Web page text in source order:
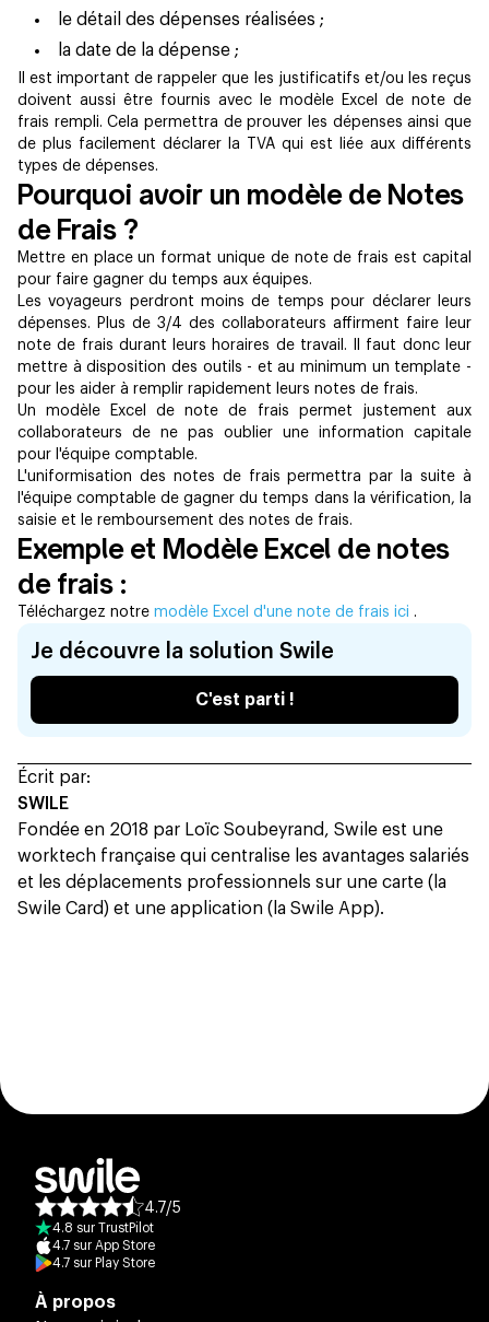
le détail des dépenses réalisées ;
la date de la dépense ;
Il est important de rappeler que les justificatifs et/ou les reçus
doivent aussi être fournis avec le modèle Excel de note de
frais rempli. Cela permettra de prouver les dépenses ainsi que
de plus facilement déclarer la TVA qui est liée aux différents
types de dépenses.
Pourquoi avoir un modèle de Notes
de Frais ?
Mettre en place un format unique de note de frais est capital
pour faire gagner du temps aux équipes.
Les voyageurs perdront moins de temps pour déclarer leurs
dépenses. Plus de 3/4 des collaborateurs affirment faire leur
note de frais durant leurs horaires de travail. Il faut donc leur
mettre à disposition des outils - et au minimum un template -
pour les aider à remplir rapidement leurs notes de frais.
Un modèle Excel de note de frais permet justement aux
collaborateurs de ne pas oublier une information capitale
pour l'équipe comptable.
L'uniformisation des notes de frais permettra par la suite à
l'équipe comptable de gagner du temps dans la vérification, la
saisie et le remboursement des notes de frais.
Exemple et Modèle Excel de notes
de frais :
Téléchargez notre modèle Excel d'une note de frais ici .
Je découvre la solution Swile
C'est parti !
Écrit par:
SWILE
Fondée en 2018 par Loïc Soubeyrand, Swile est une
worktech française qui centralise les avantages salariés
et les déplacements professionnels sur une carte (la
Swile Card) et une application (la Swile App).
Note moyenne des avis :
4.7/5
4.8 sur TrustPilot
4.7 sur App Store
4.7 sur Play Store
À propos